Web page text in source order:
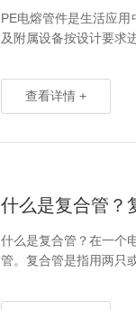
PE电熔管件是生活应
及附属设备按设计要求
查看详情 +
什么是复合管？
什么是复合管？在一个
管。复合管是指用两只